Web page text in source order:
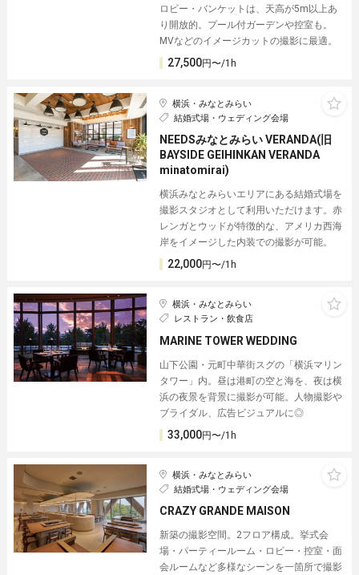
ロビー・バンケットは、天高が5m以上あ
り開放的。プール付ガーデンや控室も。
MVなどのイメージカットの撮影に最適。
27,500円〜/1h
横浜・みなとみらい
結婚式場・ウェディング会場
NEEDSみなとみらい VERANDA(旧
BAYSIDE GEIHINKAN VERANDA
minatomirai)
横浜みなとみらいエリアにある結婚式場を
撮影スタジオとして利用いただけます。赤
レンガとウッドが特徴的な、アメリカ西海
岸をイメージした内装での撮影が可能。
22,000円〜/1h
横浜・みなとみらい
レストラン・飲食店
MARINE TOWER WEDDING
山下公園・元町中華街スグの「横浜マリン
タワー」内。昼は港町の空と海を、夜は横
浜の夜景を背景に撮影が可能。人物撮影や
ブライダル、広告ビジュアルに◎
33,000円〜/1h
横浜・みなとみらい
結婚式場・ウェディング会場
CRAZY GRANDE MAISON
新築の撮影空間。2フロア構成。挙式会
場・パーティールーム・ロビー・控室・面
会ルームなど多様なシーンを一箇所で撮影